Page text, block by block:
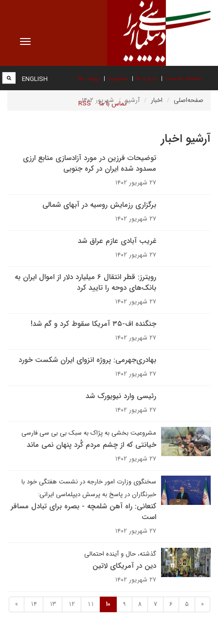
Toggle
صفحه نخست درباره ما عضویت پیوند ها
تماس با ما RSS
ENGLISH
صفحه‌اصلی اخبار آرشیو شهریور ۱۴۰۲
آرشیو اخبار
توضیحات فرزین در مورد آزادسازی منابع ارزی
مسدود شده ایران در کره جنوبی
۲۷ شهریور ۱۴۰۲
برگزاری رزمایش روسیه در آبهای شمالی
۲۷ شهریور ۱۴۰۲
غریب آبادی عازم عراق شد
۲۷ شهریور ۱۴۰۲
رویترز: قطر انتقال ۶ میلیارد دلار از اموال ایران به
بانک‌های دوحه را تایید کرد
۲۷ شهریور ۱۴۰۲
جنگنده اف-۳۵ آمریکا سقوط کرد و گم شد!
۲۷ شهریور ۱۴۰۲
بهادری‌جهرمی: پروژه انزوای ایران شکست خورد
۲۷ شهریور ۱۴۰۲
رئیسی وارد نیویورک شد
۲۷ شهریور ۱۴۰۲
مشروعیت بخشی به پژاک به سبک بی بی سی فارسی
خیانتی که از چشم مردم کُرد پنهان نمی ماند
۲۷ شهریور ۱۴۰۲
سخنگوی وزارت امور خارجه در نشست هفتگی خود با
خبرنگاران در پاسخ به پرسش دیپلماسی ایرانی:
کنعانی: راه آهن شلمچه - بصره برای تبادل مسافر
است
۲۷ شهریور ۱۴۰۲
گذشته، حال و آینده احتمالی
دین در آمریکای لاتین
۲۷ شهریور ۱۴۰۲
«
5
6
7
8
9
10
11
12
13
14
»